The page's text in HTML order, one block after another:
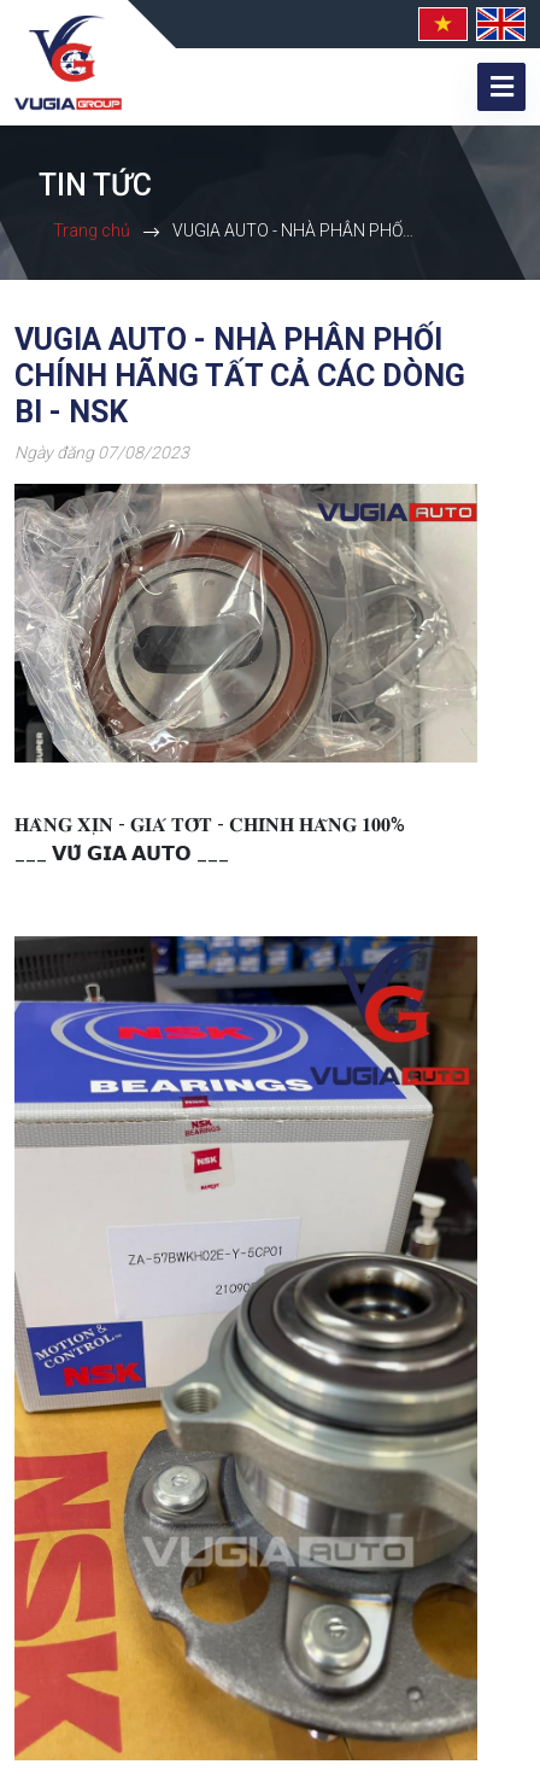
TIN TỨC
Trang chủ
VUGIA AUTO - NHÀ PHÂN PHỐI
CHÍNH HÃNG TẤT CẢ CÁC DÒNG
BI - NSK
Ngày đăng 07/08/2023
𝐇𝐀̀𝐍𝐆 𝐗𝐈̣𝐍 - 𝐆𝐈𝐀́ 𝐓𝐎̂́𝐓 - 𝐂𝐇𝐈́𝐍𝐇 𝐇𝐀̃𝐍𝐆 𝟏𝟎𝟎%
___ 𝗩𝗨̃ 𝗚𝗜𝗔 𝗔𝗨𝗧𝗢 ___